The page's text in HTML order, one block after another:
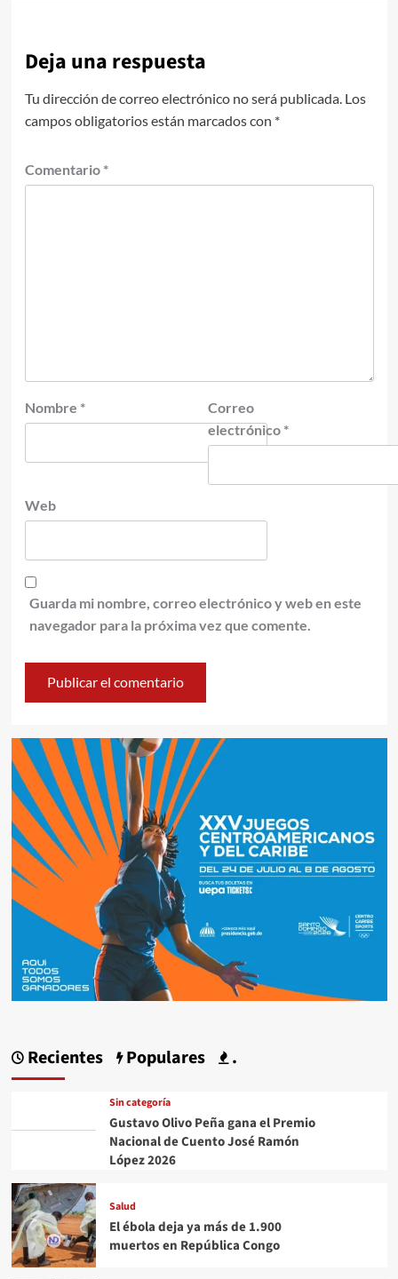
Deja una respuesta
Tu dirección de correo electrónico no será publicada. Los
campos obligatorios están marcados con *
Comentario *
Nombre *
Correo
electrónico *
Web
Guarda mi nombre, correo electrónico y web en este
navegador para la próxima vez que comente.
Recientes Populares .
Sin categoría
Gustavo Olivo Peña gana el Premio
Nacional de Cuento José Ramón
López 2026
Salud
El ébola deja ya más de 1.900
muertos en República Congo